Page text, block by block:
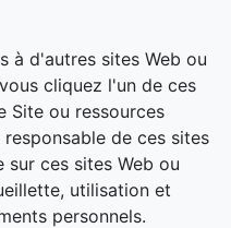
à d'autres sites Web ou
cliquez l'un de ces
Site ou ressources
de ces sites
ces sites Web ou
utilisation et
personnels.